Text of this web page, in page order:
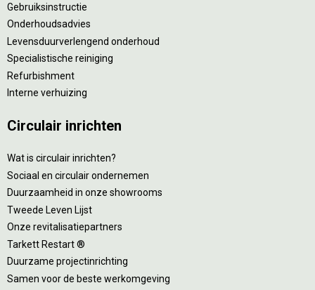
Gebruiksinstructie
Onderhoudsadvies
Levensduurverlengend onderhoud
Specialistische reiniging
Refurbishment
Interne verhuizing
Circulair inrichten
Wat is circulair inrichten?
Sociaal en circulair ondernemen
Duurzaamheid in onze showrooms
Tweede Leven Lijst
Onze revitalisatiepartners
Tarkett Restart ®
Duurzame projectinrichting
Samen voor de beste werkomgeving